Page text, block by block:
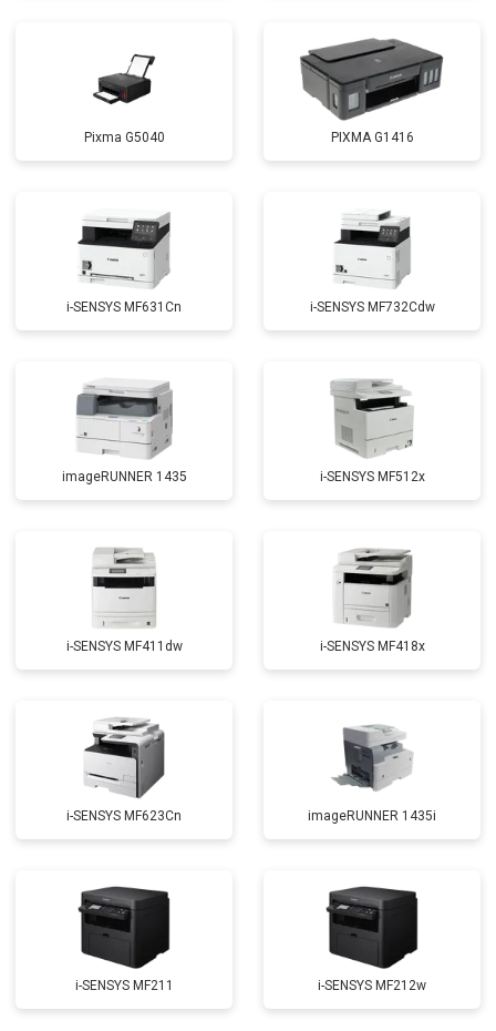
Pixma G5040 PIXMA G1416
i-SENSYS MF631Cn i-SENSYS MF732Cdw
imageRUNNER 1435 i-SENSYS MF512x
i-SENSYS MF411dw i-SENSYS MF418x
i-SENSYS MF623Cn imageRUNNER 1435i
i-SENSYS MF211 i-SENSYS MF212w